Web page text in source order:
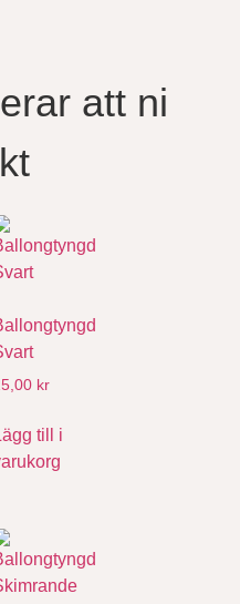
att ni
kr
till i